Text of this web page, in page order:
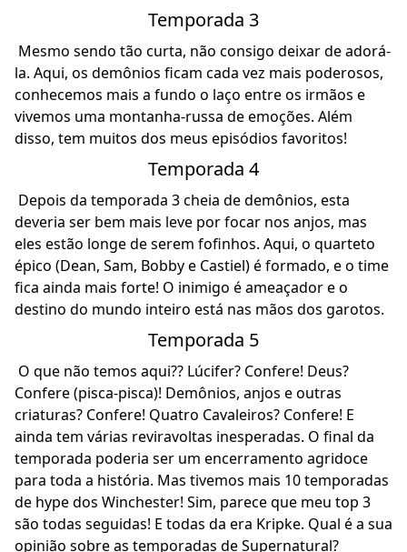
Temporada 3
Mesmo sendo tão curta, não consigo deixar de adorá-
la. Aqui, os demônios ficam cada vez mais poderosos,
conhecemos mais a fundo o laço entre os irmãos e
vivemos uma montanha-russa de emoções. Além
disso, tem muitos dos meus episódios favoritos!
Temporada 4
Depois da temporada 3 cheia de demônios, esta
deveria ser bem mais leve por focar nos anjos, mas
eles estão longe de serem fofinhos. Aqui, o quarteto
épico (Dean, Sam, Bobby e Castiel) é formado, e o time
fica ainda mais forte! O inimigo é ameaçador e o
destino do mundo inteiro está nas mãos dos garotos.
Temporada 5
O que não temos aqui?? Lúcifer? Confere! Deus?
Confere (pisca-pisca)! Demônios, anjos e outras
criaturas? Confere! Quatro Cavaleiros? Confere! E
ainda tem várias reviravoltas inesperadas. O final da
temporada poderia ser um encerramento agridoce
para toda a história. Mas tivemos mais 10 temporadas
de hype dos Winchester! Sim, parece que meu top 3
são todas seguidas! E todas da era Kripke. Qual é a sua
opinião sobre as temporadas de Supernatural?